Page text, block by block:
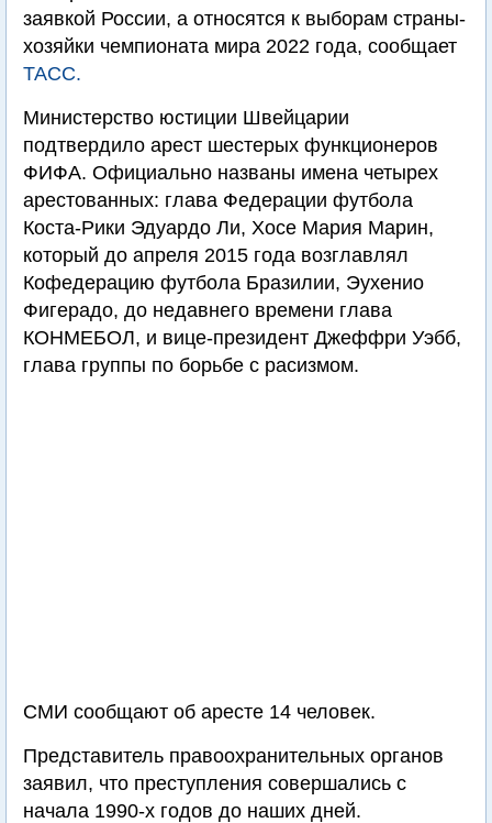
заявкой России, а относятся к выборам страны-
хозяйки чемпионата мира 2022 года, сообщает
ТАСС.
Министерство юстиции Швейцарии
подтвердило арест шестерых функционеров
ФИФА. Официально названы имена четырех
арестованных: глава Федерации футбола
Коста-Рики Эдуардо Ли, Хосе Мария Марин,
который до апреля 2015 года возглавлял
Кофедерацию футбола Бразилии, Эухенио
Фигерадо, до недавнего времени глава
КОНМЕБОЛ, и вице-президент Джеффри Уэбб,
глава группы по борьбе с расизмом.
СМИ сообщают об аресте 14 человек.
Представитель правоохранительных органов
заявил, что преступления совершались с
начала 1990-х годов до наших дней.